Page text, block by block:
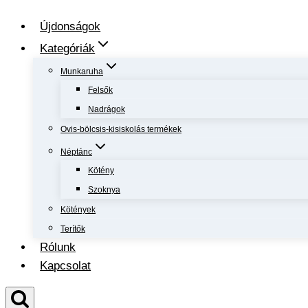
Újdonságok
Kategóriák
Munkaruha
Felsők
Nadrágok
Ovis-bölcsis-kisiskolás termékek
Néptánc
Kötény
Szoknya
Kötények
Terítők
Rólunk
Kapcsolat